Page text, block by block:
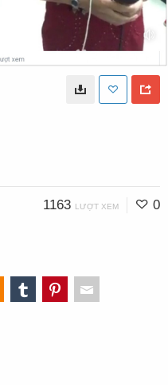
1163 LƯỢT XEM 0